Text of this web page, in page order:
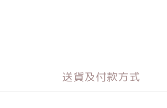
送貨及付款方式